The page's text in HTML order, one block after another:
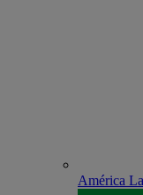
América